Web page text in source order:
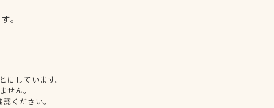
。
しています。
せん。
ください。